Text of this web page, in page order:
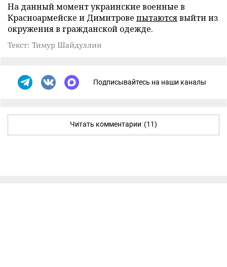
На данный момент украинские военные в
Красноармейске и Димитрове пытаютсявыйти из
окружения в гражданской одежде.
Текст: Тимур Шайдуллин
Подписывайтесь на наши каналы
Читать комментарии (11)